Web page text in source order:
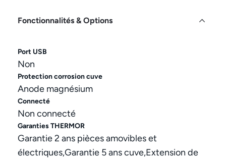
Fonctionnalités & Options
Port USB
Non
Protection corrosion cuve
Anode magnésium
Connecté
Non connecté
Garanties THERMOR
Garantie 2 ans pièces amovibles et
électriques,Garantie 5 ans cuve,Extension de